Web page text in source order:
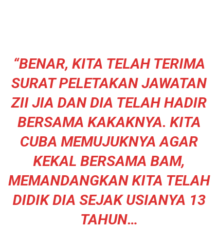
“BENAR, KITA TELAH TERIMA
SURAT PELETAKAN JAWATAN
ZII JIA DAN DIA TELAH HADIR
BERSAMA KAKAKNYA. KITA
CUBA MEMUJUKNYA AGAR
KEKAL BERSAMA BAM,
MEMANDANGKAN KITA TELAH
DIDIK DIA SEJAK USIANYA 13
TAHUN…